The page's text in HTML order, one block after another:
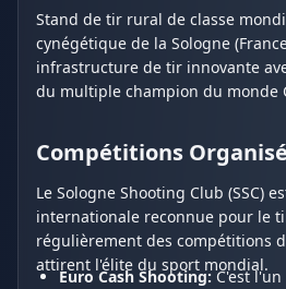
Stand de tir rural de classe
cynégétique de la Sologne
infrastructure de tir innovante
du multiple champion du monde
Compétitions
Le Sologne Shooting Club (SSC)
internationale reconnue pour le
régulièrement des compétitions
attirent l'élite du sport mondial.
Euro Cash Shooting:C'est l'un